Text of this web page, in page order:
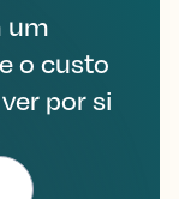
um
o custo
por si